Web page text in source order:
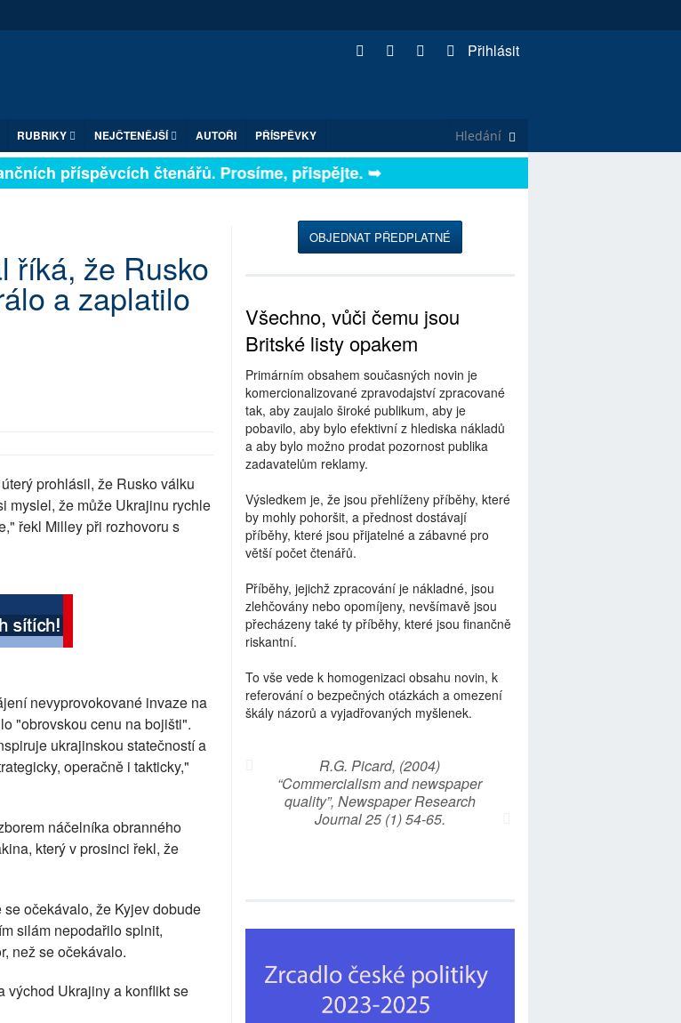
Přihlásit
RUBRIKY NEJČTENĚJŠÍ AUTOŘI PŘÍSPĚVKY
příspěvcích čtenářů. Prosíme, přispějte. ➥
říká, že Rusko
a zaplatilo
prohlásil, že Rusko válku
myslel, že může Ukrajinu rychle
řekl Milley při rozhovoru s
nevyprovokované invaze na
"obrovskou cenu na bojišti".
ukrajinskou statečností a
operačně i takticky,"
náčelníka obranného
který v prosinci řekl, že
očekávalo, že Kyjev dobude
silám nepodařilo splnit,
než se očekávalo.
východ Ukrajiny a konflikt se
OBJEDNAT PŘEDPLATNÉ
Všechno, vůči čemu jsou
Britské listy opakem
Primárním obsahem současných novin je
komercionalizované zpravodajství zpracované
tak, aby zaujalo široké publikum, aby je
pobavilo, aby bylo efektivní z hlediska nákladů
a aby bylo možno prodat pozornost publika
zadavatelům reklamy.
Výsledkem je, že jsou přehlíženy příběhy, které
by mohly pohoršit, a přednost dostávají
příběhy, které jsou přijatelné a zábavné pro
větší počet čtenářů.
Příběhy, jejichž zpracování je nákladné, jsou
zlehčovány nebo opomíjeny, nevšímavě jsou
přecházeny také ty příběhy, které jsou finančně
riskantní.
To vše vede k homogenizaci obsahu novin, k
referování o bezpečných otázkách a omezení
škály názorů a vyjadřovaných myšlenek.
R.G. Picard, (2004)
“Commercialism and newspaper
quality”, Newspaper Research
Journal 25 (1) 54-65.